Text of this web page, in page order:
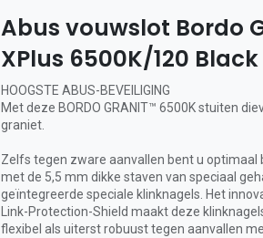
Abus vouwslot Bordo
XPlus 6500K/120 Black
HOOGSTE ABUS-BEVEILIGING
Met deze BORDO GRANIT™ 6500K stuiten
graniet.
Zelfs tegen zware aanvallen bent u optimaal
met de 5,5 mm dikke staven van speciaal
geïntegreerde speciale klinknagels. Het
Link-Protection-Shield maakt deze
flexibel als uiterst robuust tegen aanvallen